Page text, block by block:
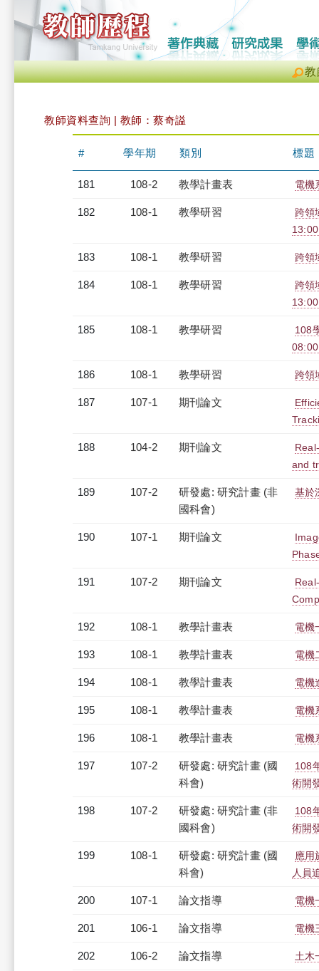
教
教師資料查詢 | 教師：蔡奇謚
# 學年期 類別 標題
181 108-2 教學計畫表 電機
182 108-1 教學研習
跨領
183 108-1 教學研習 跨領
184 108-1 教學研習
跨領
185 108-1 教學研習
108
186 108-1 教學研習 跨領
187 107-1 期刊論文
188 104-2 期刊論文
and
189 107-2
研發處: 研究計畫 (非
國科會)
基於
190 107-1 期刊論文
191 107-2 期刊論文
192 108-1 教學計畫表 電機
193 108-1 教學計畫表 電機
194 108-1 教學計畫表 電機
195 108-1 教學計畫表 電機
196 108-1 教學計畫表 電機
197 107-2
研發處: 研究計畫 (國
科會)
108
術開
198 107-2
研發處: 研究計畫 (非
國科會)
108
術開
199 108-1
研發處: 研究計畫 (國
科會)
應用
人員
200 107-1 論文指導 電機
201 106-1 論文指導 電機
202 106-2 論文指導 土木